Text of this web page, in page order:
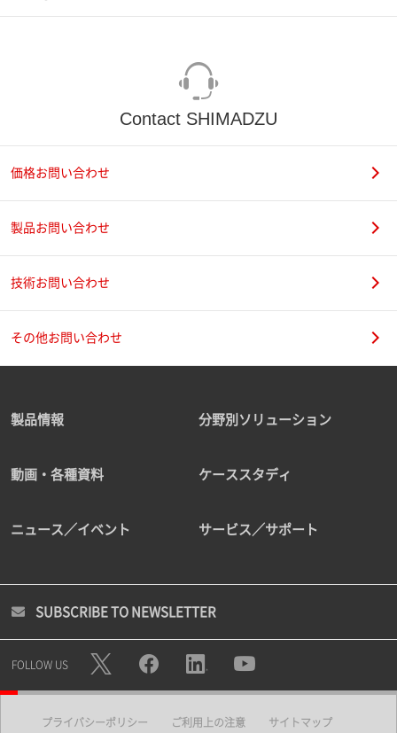
Contact SHIMADZU
価格お問い合わせ
製品お問い合わせ
技術お問い合わせ
その他お問い合わせ
製品情報 分野別ソリューション
動画・各種資料 ケーススタディ
ニュース／イベント サービス／サポート
SUBSCRIBE TO NEWSLETTER
FOLLOW US
プライバシーポリシー ご利用上の注意 サイトマップ